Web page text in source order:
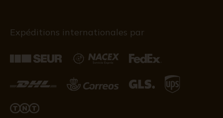
Expéditions internationales par